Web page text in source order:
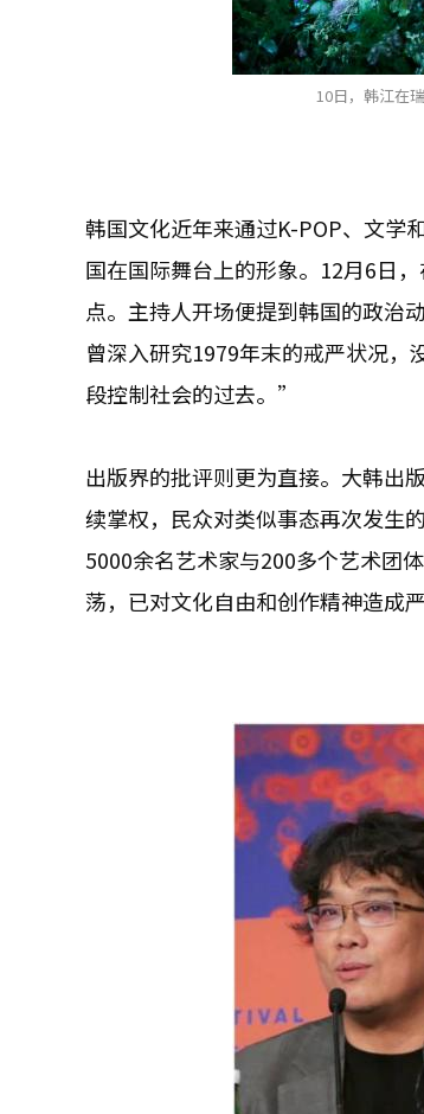
10日，韩江在
韩国文化近年来通过K-POP、文学
国在国际舞台上的形象。12月6日
点。主持人开场便提到韩国的政治
曾深入研究1979年末的戒严状况
段控制社会的过去。”
出版界的批评则更为直接。大韩出
续掌权，民众对类似事态再次发生
5000余名艺术家与200多个艺术团
荡，已对文化自由和创作精神造成严